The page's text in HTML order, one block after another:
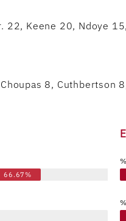
22, Keene 20, Ndoye
8, Cuthbertson
66.67%